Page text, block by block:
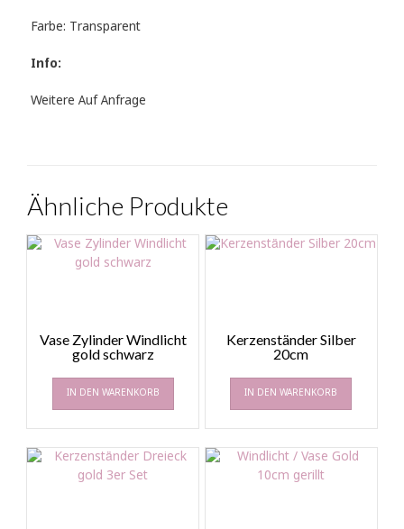
Farbe: Transparent
Info:
Weitere Auf Anfrage
Ähnliche Produkte
Vase Zylinder Windlicht
gold schwarz
IN DEN WARENKORB
Kerzenständer Silber
20cm
IN DEN WARENKORB